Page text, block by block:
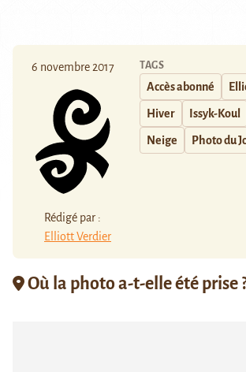
6 novembre 2017
Rédigé par :
Elliott Verdier
TAGS
Accès abonné
Hiver Issyk-Koul
Neige Photo du
Où la photo a-t-elle été prise